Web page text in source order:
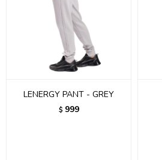
LENERGY PANT - GREY
$ 999